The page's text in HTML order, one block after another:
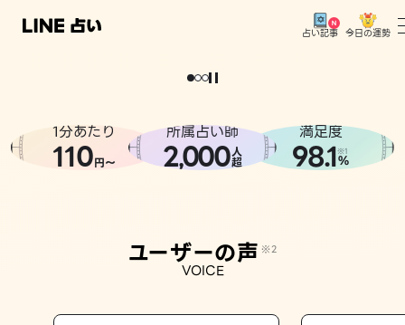
占い記事 今日の運勢
相談事例
どうせなら
。
1分あたり
110円〜
所属占い師
2,000人
超
満足度
98.1※1
%
ユーザーの声 ※2
VOICE